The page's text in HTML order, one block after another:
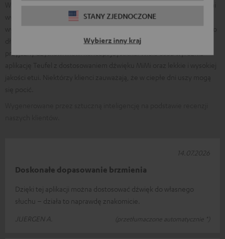
STANY ZJEDNOCZONE
Wybierz inny kraj
wysokimi tonami i mocnymi, czystymi basami. Często podkreśla się
długi czas pracy na baterii, łatwe parowanie przez Bluetooth oraz
przyjazny użytkownikowi koncept joysticka. Wiele osób wyróżnia
Doskonałe dopasowanie brzmienia
Dzięki tej aplikacji można dostosować dźwięk do własnego
słuchu – działa to naprawdę znakomicie.
JUERGEN A.
(przetłumaczone automatycznie *)
14.07.2026